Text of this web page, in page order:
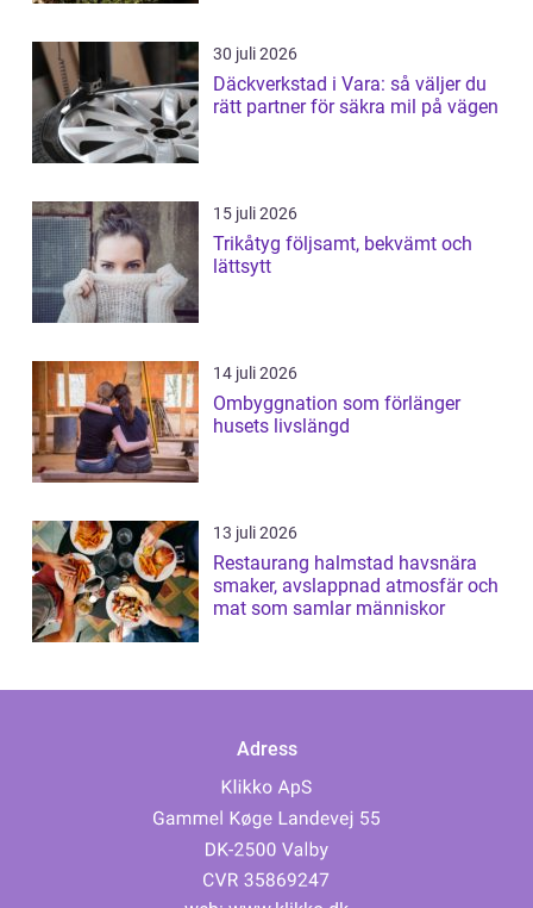
30 juli 2026
Däckverkstad i Vara: så väljer du
rätt partner för säkra mil på vägen
15 juli 2026
Trikåtyg följsamt, bekvämt och
lättsytt
14 juli 2026
Ombyggnation som förlänger
husets livslängd
13 juli 2026
Restaurang halmstad havsnära
smaker, avslappnad atmosfär och
mat som samlar människor
Adress